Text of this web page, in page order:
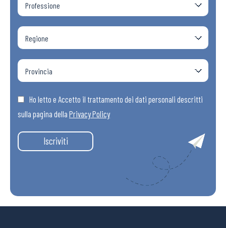
Ho letto e Accetto il trattamento dei dati personali descritti
sulla pagina della Privacy Policy
Iscriviti